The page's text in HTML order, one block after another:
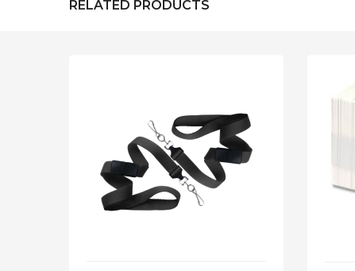
RELATED PRODUCTS